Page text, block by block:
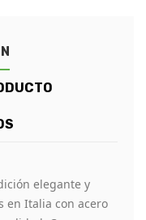
elegante y
en Italia con acero